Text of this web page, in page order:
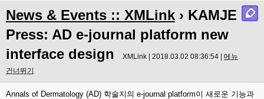
News & Events :: XMLink › KAMJE
Press: AD e-journal platform new
interface design
XMLink | 2018.03.02 08:36:54 | 메뉴
건너뛰기
Annals of Dermatology (AD) 학술지의 e-journal platform이 새로운 기능과